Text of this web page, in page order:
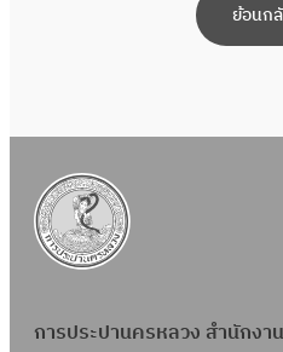
ย้อนก
การประปานครหลวง สำนักงา